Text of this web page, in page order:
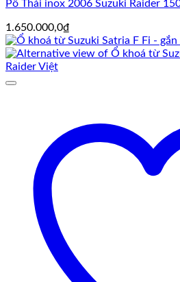
Pô Thái inox 2006 Suzuki Raider
1.650.000,0₫